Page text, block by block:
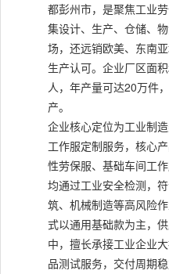
都彭州市，是聚焦工业
集设计、生产、仓储、
场，还远销欧美、东南
生产认可。企业厂区面
人，年产量可达20万件
产。
企业核心定位为工业制
工作服定制服务，核心
性劳保服、基础车间工
均通过工业安全检测，
筑、机械制造等高风险
式以通用基础款为主，
中，擅长承接工业企业
品测试服务，交付周期